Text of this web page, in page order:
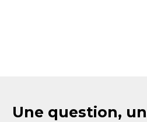
Une question,